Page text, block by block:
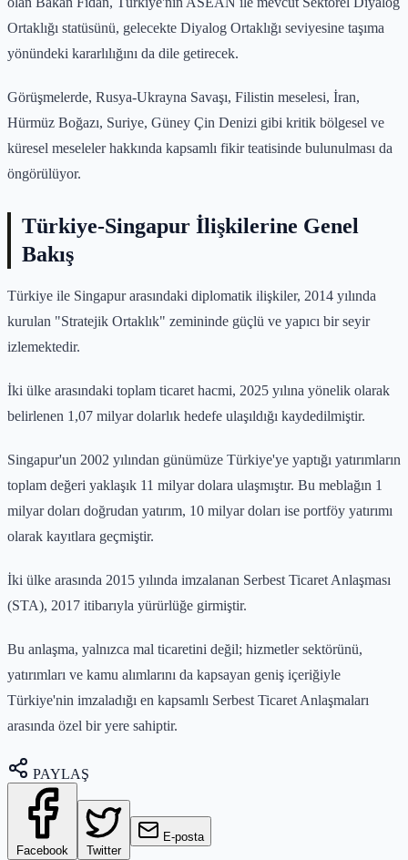
Ortaklığı statüsünü, gelecekte Diyalog Ortaklığı seviyesine taşıma
yönündeki kararlılığını da dile getirecek.
Görüşmelerde, Rusya-Ukrayna Savaşı, Filistin meselesi, İran,
Hürmüz Boğazı, Suriye, Güney Çin Denizi gibi kritik bölgesel ve
küresel meseleler hakkında kapsamlı fikir teatisinde bulunulması da
öngörülüyor.
Türkiye-Singapur İlişkilerine Genel
Bakış
Türkiye ile Singapur arasındaki diplomatik ilişkiler, 2014 yılında
kurulan "Stratejik Ortaklık" zemininde güçlü ve yapıcı bir seyir
izlemektedir.
İki ülke arasındaki toplam ticaret hacmi, 2025 yılına yönelik olarak
belirlenen 1,07 milyar dolarlık hedefe ulaşıldığı kaydedilmiştir.
Singapur'un 2002 yılından günümüze Türkiye'ye yaptığı yatırımların
toplam değeri yaklaşık 11 milyar dolara ulaşmıştır. Bu meblağın 1
milyar doları doğrudan yatırım, 10 milyar doları ise portföy yatırımı
olarak kayıtlara geçmiştir.
İki ülke arasında 2015 yılında imzalanan Serbest Ticaret Anlaşması
(STA), 2017 itibarıyla yürürlüğe girmiştir.
Bu anlaşma, yalnızca mal ticaretini değil; hizmetler sektörünü,
yatırımları ve kamu alımlarını da kapsayan geniş içeriğiyle
Türkiye'nin imzaladığı en kapsamlı Serbest Ticaret Anlaşmaları
arasında özel bir yere sahiptir.
PAYLAŞ
Facebook Twitter
E-posta